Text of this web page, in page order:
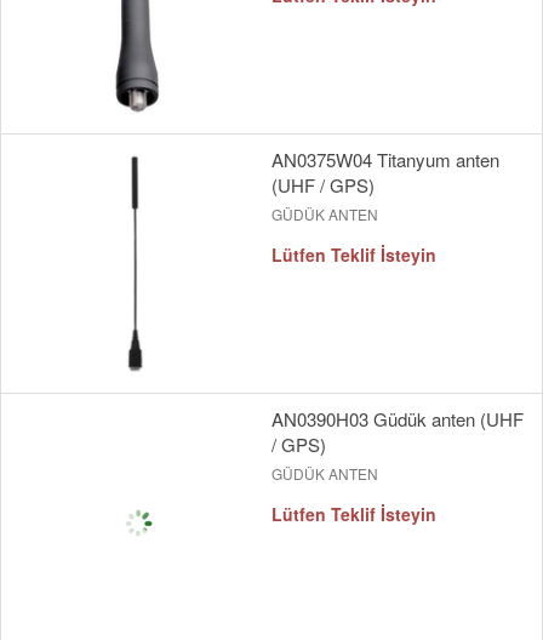
AN0375W04 Titanyum anten
(UHF / GPS)
GÜDÜK ANTEN
Lütfen Teklif İsteyin
AN0390H03 Güdük anten (UHF
/ GPS)
GÜDÜK ANTEN
Lütfen Teklif İsteyin